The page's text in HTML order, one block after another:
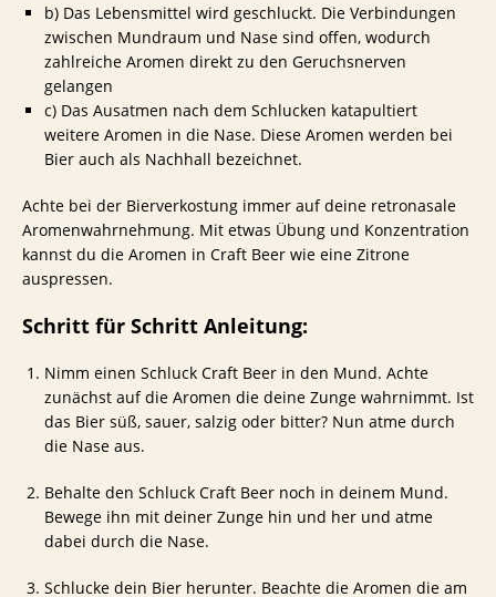
b) Das Lebensmittel wird geschluckt. Die Verbindungen
zwischen Mundraum und Nase sind offen, wodurch
zahlreiche Aromen direkt zu den Geruchsnerven
gelangen
c) Das Ausatmen nach dem Schlucken katapultiert
weitere Aromen in die Nase. Diese Aromen werden bei
Bier auch als Nachhall bezeichnet.
Achte bei der Bierverkostung immer auf deine retronasale
Aromenwahrnehmung. Mit etwas Übung und Konzentration
kannst du die Aromen in Craft Beer wie eine Zitrone
auspressen.
Schritt für Schritt Anleitung:
Nimm einen Schluck Craft Beer in den Mund. Achte
zunächst auf die Aromen die deine Zunge wahrnimmt. Ist
das Bier süß, sauer, salzig oder bitter? Nun atme durch
die Nase aus.
Behalte den Schluck Craft Beer noch in deinem Mund.
Bewege ihn mit deiner Zunge hin und her und atme
dabei durch die Nase.
Schlucke dein Bier herunter. Beachte die Aromen die am